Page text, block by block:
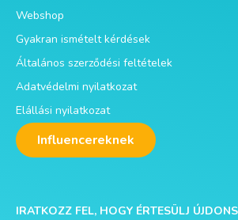
Webshop
Gyakran ismételt kérdések
Általános szerződési feltételek
Adatvédelmi nyilatkozat
Elállási nyilatkozat
Influencereknek
IRATKOZZ FEL, HOGY ÉRTESÜLJ